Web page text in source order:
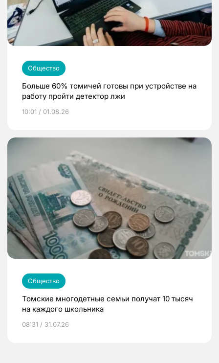
Общество
Больше 60% томичей готовы при устройстве на
работу пройти детектор лжи
10:01 / 01.08.26
Общество
Томские многодетные семьи получат 10 тысяч
на каждого школьника
08:31 / 31.07.26